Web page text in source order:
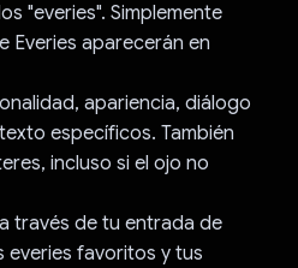
"everies". Simplemente
Everies aparecerán en
apariencia, diálogo
específicos. También
incluso si el ojo no
través de tu entrada de
everies favoritos y tus